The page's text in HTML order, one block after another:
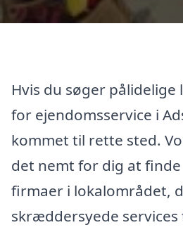
Hvis du søger
for ejendomsservice i
kommet til rette sted.
det nemt for dig at
firmaer i lokalområdet,
skræddersyede services